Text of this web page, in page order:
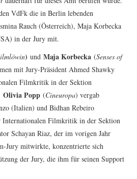
VdFk die in Berlin lebenden
Rauch (Österreich), Maja Korbecka
in der Jury mit.
) undMaja Korbecka (Senses of
mit Jury-Präsident Ahmed Shawky
Filmkritik in der Sektion
Olivia Popp(Cineuropa) vergab
(Italien) und Bidhan Rebeiro
Internationalen Filmkritik in der Sektion
Schayan Riaz, der im vorigen Jahr
Jury mitwirkte, konzentrierte sich
der Jury, die ihm für seinen Support